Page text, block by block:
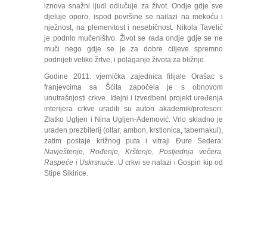
iznova snažni ljudi odlučuje za život. Ondje gdje sve
djeluje oporo, ispod površine se nailazi na mekoću i
nježnost, na plemenitost i nesebičnost. Nikola Tavelić
je podnio mučeništvo. Život se rađa ondje gdje se ne
muči nego gdje se je za dobre ciljeve spremno
podnijeti velike žrtve, i polaganje života za bližnje.
Godine 2011. vjernička zajednica filijale Orašac s
franjevcima sa Šćita započela je s obnovom
unutrašnjosti crkve. Idejni i izvedbeni projekt uređenja
interijera crkve uradili su autori akademik/profesori:
Zlatko Ugljen i Nina Ugljen-Ademović. Vrlo skladno je
urađen prezbiterij (oltar, ambon, krstionica, tabernakul),
zatim postaje križnog puta i vitraji Đure Sedera:
Navještenje, Rođenje, Krštenje, Posljednja večera,
Raspeće i Uskrsnuće. U crkvi se nalazi i Gospin kip od
Stipe Sikirice.